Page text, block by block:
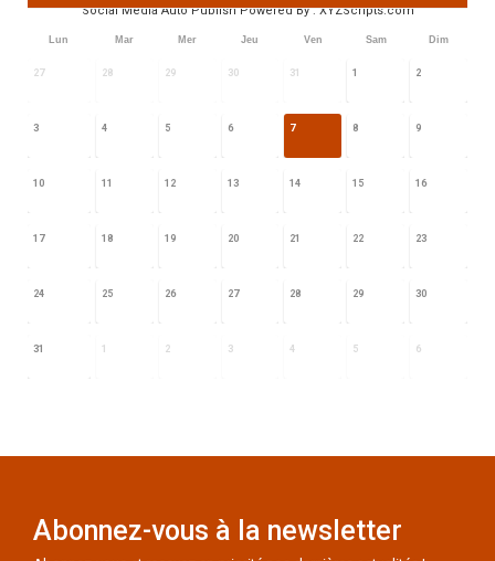
Lun Mar Mer Jeu Ven Sam Dim
27 28 29 30 31 1 2
3 4 5 6 7 8 9
10 11 12 13 14 15 16
17 18 19 20 21 22 23
24 25 26 27 28 29 30
31 1 2 3 4 5 6
Abonnez-vous à la newsletter
Social Media Auto PublishPowered By :XYZScripts.com